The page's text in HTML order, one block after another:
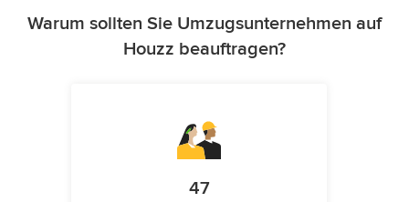
Warum sollten Sie Umzugsunternehmen auf
Houzz beauftragen?
47